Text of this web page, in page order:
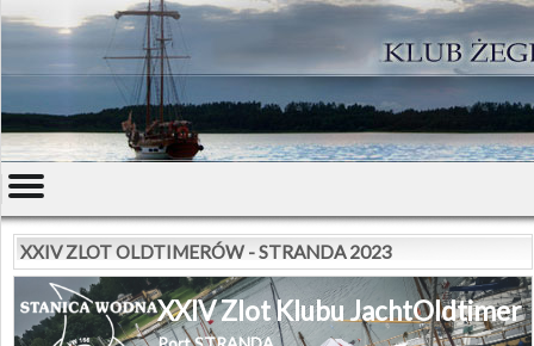
XXIV ZLOT OLDTIMERÓW - STRANDA 2023
XXIV Zlot Klubu JachtOldtimer